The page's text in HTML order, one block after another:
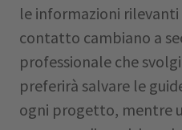
le informazioni
contatto cambiano a
professionale che
preferirà salvare le
ogni progetto, mentre